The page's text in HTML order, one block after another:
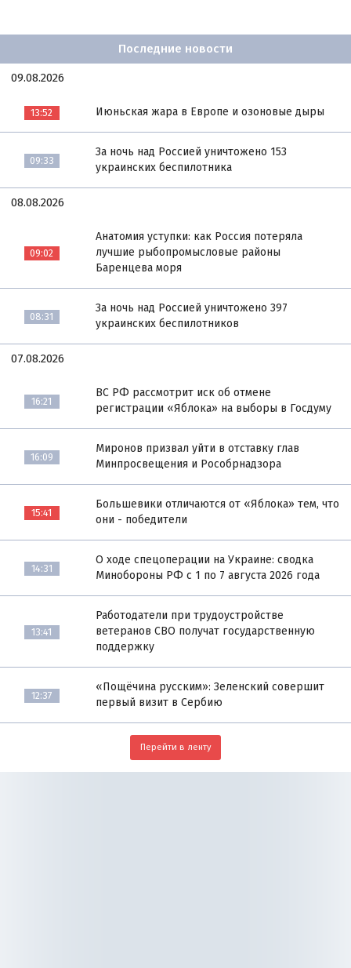
Последние новости
09.08.2026
13:52 Июньская жара в Европе и озоновые дыры
09:33
За ночь над Россией уничтожено 153
украинских беспилотника
08.08.2026
09:02
Анатомия уступки: как Россия потеряла
лучшие рыбопромысловые районы
Баренцева моря
08:31
За ночь над Россией уничтожено 397
украинских беспилотников
07.08.2026
16:21
ВС РФ рассмотрит иск об отмене
регистрации «Яблока» на выборы в Госдуму
16:09
Миронов призвал уйти в отставку глав
Минпросвещения и Рособрнадзора
15:41
Большевики отличаются от «Яблока» тем, что
они - победители
14:31
О ходе спецоперации на Украине: сводка
Минобороны РФ с 1 по 7 августа 2026 года
13:41
Работодатели при трудоустройстве
ветеранов СВО получат государственную
поддержку
12:37
«Пощёчина русским»: Зеленский совершит
первый визит в Сербию
Перейти в ленту